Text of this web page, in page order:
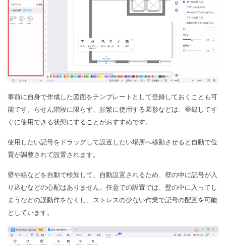
事前に自身で作成した図面をテンプレートとして登録しておくことも可
能です。らせん階段に限らず、頻繁に使用する図形などは、登録してす
ぐに使用できる状態にすることがおすすめです。
使用したい記号をドラッグして設置したい場所へ移動させると自動で位
置が調整されて設置されます。
壁や線などを自動で検知して、自動設置されるため、壁の中に記号が入
り込むなどの心配はありません。任意での設置では、壁の中に入ってし
まうなどの誤動作をなくし、ストレスの少ない作業で記号の配置を可能
としています。